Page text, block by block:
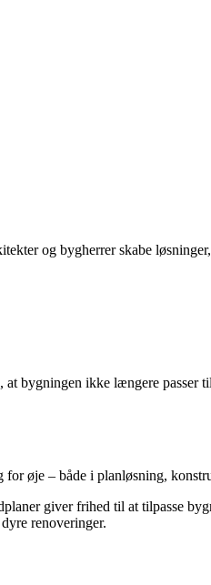
og bygherrer skabe løsninger,
bygningen ikke længere passer
øje – både i planløsning,
giver frihed til at tilpasse
renoveringer.